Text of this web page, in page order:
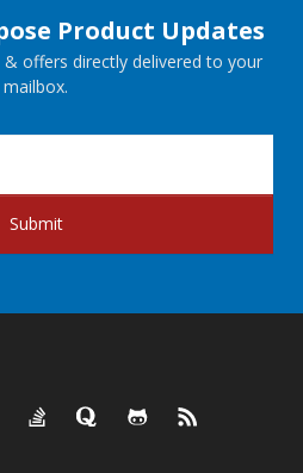
Product Updates
offers directly delivered to your
mailbox.
Submit